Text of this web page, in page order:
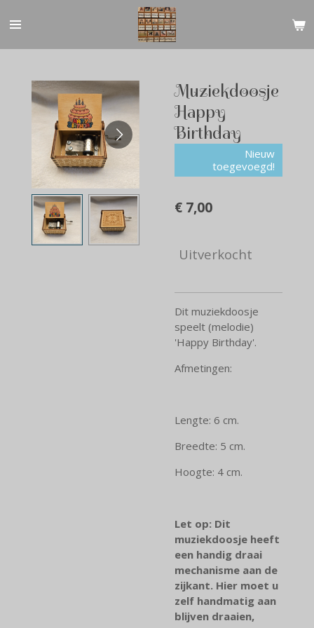
direct
Muziekdoosje
Happy
Birthday
Nieuw
toegevoegd!
€ 7,00
Uitverkocht
Dit muziekdoosje
speelt (melodie)
'Happy Birthday'.
Afmetingen:
Lengte: 6 cm.
Breedte: 5 cm.
Hoogte: 4 cm.
Let op: Dit
muziekdoosje heeft
een handig draai
mechanisme aan de
zijkant. Hier moet u
zelf handmatig aan
blijven draaien,